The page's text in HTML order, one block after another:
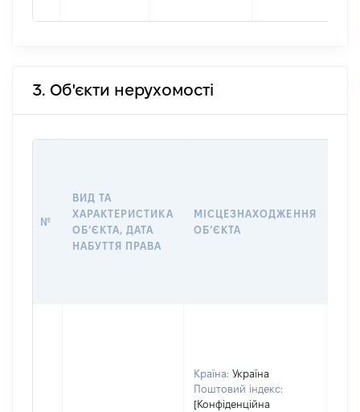
3. Об'єкти нерухомості
№
ВИД ТА
ХАРАКТЕРИСТИКА
ОБʼЄКТА, ДАТА
НАБУТТЯ ПРАВА
МІСЦЕЗНАХОДЖЕННЯ
ОБʼЄКТА
Країна: Україна
Поштовий індекс:
[Конфіденційна